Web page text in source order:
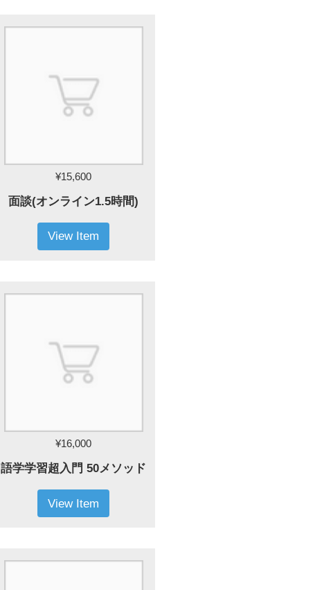
¥15,600
面談(オンライン1.5時間)
View Item
¥16,000
語学学習超入門 50メソッド
View Item